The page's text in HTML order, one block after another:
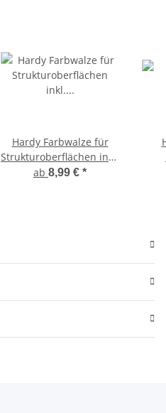
Hardy Farbwalze für
Strukturoberflächen inkl.
Griff
ab 8,99 € *